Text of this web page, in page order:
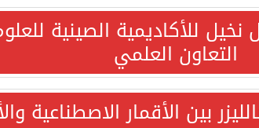
للأكاديمية الصينية
التعاون العلمي
بين الأقمار الاصطناعية